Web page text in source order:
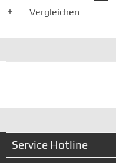
Vergleichen
Service Hotline